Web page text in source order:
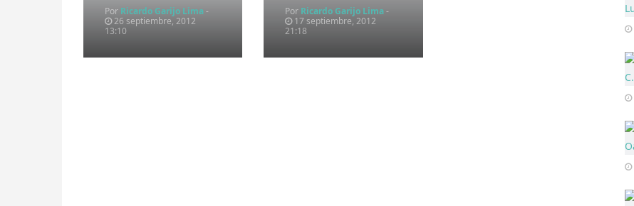
Por Ricardo Garijo Lima-
26 septiembre, 2012
13:10
Por Ricardo Garijo Lima-
17 septiembre, 2012
21:18